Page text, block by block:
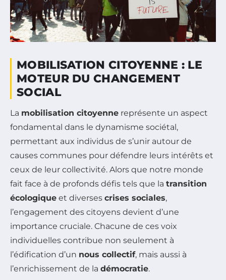
MOBILISATION CITOYENNE : LE
MOTEUR DU CHANGEMENT
SOCIAL
La mobilisation citoyenne représente un aspect
fondamental dans le dynamisme sociétal,
permettant aux individus de s’unir autour de
causes communes pour défendre leurs intérêts et
ceux de leur collectivité. Alors que notre monde
fait face à de profonds défis tels que la transition
écologique et diverses crises sociales,
l’engagement des citoyens devient d’une
importance cruciale. Chacune de ces voix
individuelles contribue non seulement à
l’édification d’un nous collectif, mais aussi à
l’enrichissement de la démocratie.